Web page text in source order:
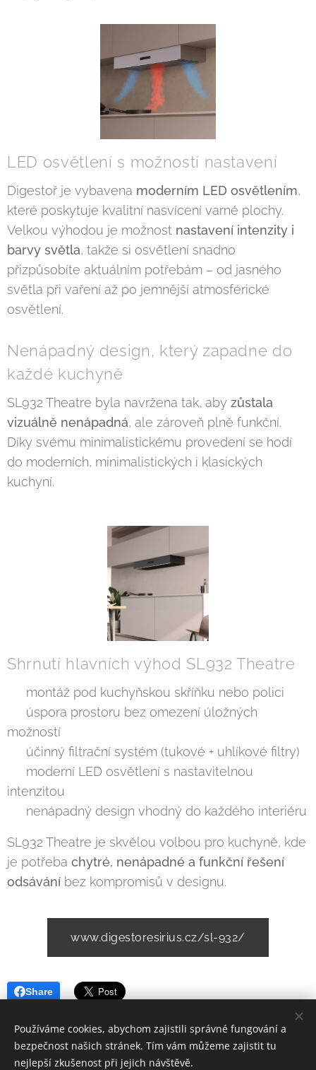
LED osvětlení s možností nastavení
Digestoř je vybavena moderním LED osvětlením,
které poskytuje kvalitní nasvícení varné plochy.
Velkou výhodou je možnost nastavení intenzity i
barvy světla, takže si osvětlení snadno
přizpůsobíte aktuálním potřebám – od jasného
světla při vaření až po jemnější atmosférické
osvětlení.
Nenápadný design, který zapadne do
každé kuchyně
SL932 Theatre byla navržena tak, aby zůstala
vizuálně nenápadná, ale zároveň plně funkční.
Díky svému minimalistickému provedení se hodí
do moderních, minimalistických i klasických
kuchyní.
Shrnutí hlavních výhod SL932 Theatre
✔️ montáž pod kuchyňskou skříňku nebo polici
✔️ úspora prostoru bez omezení úložných
možností
✔️ účinný filtrační systém (tukové + uhlíkové filtry)
✔️ moderní LED osvětlení s nastavitelnou
intenzitou
✔️ nenápadný design vhodný do každého interiéru
SL932 Theatre je skvělou volbou pro kuchyně, kde
je potřeba chytré, nenápadné a funkční řešení
odsávání bez kompromisů v designu.
www.digestoresirius.cz/sl-932/
Share
Používáme cookies, abychom zajistili správné fungování a
bezpečnost našich stránek. Tím vám můžeme zajistit tu
nejlepší zkušenost při jejich návštěvě.